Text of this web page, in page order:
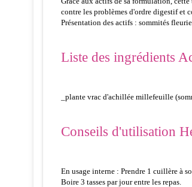
contre les problèmes d'ordre digestif et
Présentation des actifs : sommités
Liste des ingrédients
_plante vrac d'achillée millefeuille
Conseils d'utilisation
En usage interne : Prendre 1 cuillère à
Boire 3 tasses par jour entre les repas.